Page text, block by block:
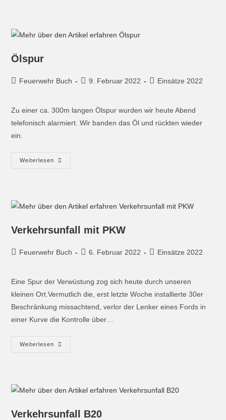
Ölspur
Feuerwehr Buch 9. Februar 2022 Einsätze 2022
Zu einer ca. 300m langen Ölspur wurden wir heute Abend
telefonisch alarmiert. Wir banden das Öl und rückten wieder
ein.
Weiterlesen
Verkehrsunfall mit PKW
Feuerwehr Buch 6. Februar 2022 Einsätze 2022
Eine Spur der Verwüstung zog sich heute durch unseren
kleinen Ort.Vermutlich die, erst letzte Woche installierte 30er
Beschränkung missachtend, verlor der Lenker eines Fords in
einer Kurve die Kontrolle über…
Weiterlesen
Verkehrsunfall B20